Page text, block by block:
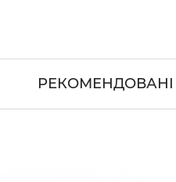
РЕКОМЕНДОВАНІ